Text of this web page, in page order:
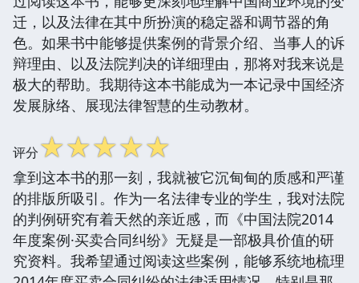
迁，以及法律在其中所扮演的稳定器和调节器的角
色。如果书中能够提供案例的背景介绍、当事人的诉
辩理由、以及法院判决的详细理由，那将对我来说是
极大的帮助。我期待这本书能成为一本记录中国经济
发展脉络、展现法律智慧的生动教材。
评分☆☆☆☆☆
拿到这本书的那一刻，我就被它沉甸甸的质感和严谨
的排版所吸引。作为一名法律专业的学生，我对法院
的判例研究有着天然的亲近感，而《中国法院2014
年度案例·买卖合同纠纷》无疑是一部极具价值的研
究资料。我希望通过阅读这些案例，能够系统地梳理